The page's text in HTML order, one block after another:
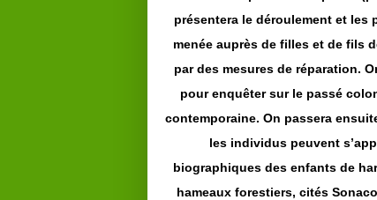
présentera le déroulement et les
menée auprès de filles et de fils
par des mesures de réparation.
pour enquêter sur le passé
contemporaine. On passera
les individus peuvent
biographiques des enfants de
hameaux forestiers, cités